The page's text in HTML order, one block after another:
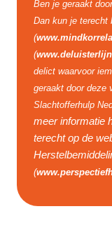
Ben je geraakt
Dan kun je terecht
(
(
delict waarvoor
geraakt door deze
Slachtofferhulp
meer informatie
terecht op de
(